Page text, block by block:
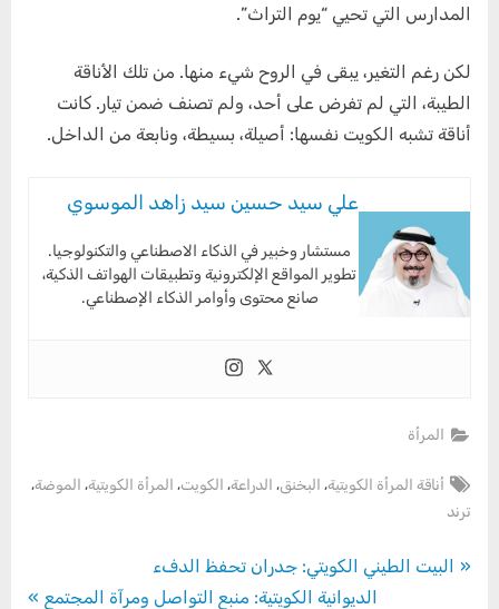
المدارس التي تحيي “يوم التراث”.
لكن رغم التغير، يبقى في الروح شيء منها. من تلك الأناقة
الطيبة، التي لم تفرض على أحد، ولم تصنف ضمن تيار. كانت
أناقة تشبه الكويت نفسها: أصيلة، بسيطة، ونابعة من الداخل.
علي سيد حسين سيد زاهد الموسوي
مستشار وخبير في الذكاء الاصطناعي والتكنولوجيا.
تطوير المواقع الإلكترونية وتطبيقات الهواتف الذكية،
صانع محتوى وأوامر الذكاء الإصطناعي.
المرأة
Tags:
أناقة المرأة الكويتية, البخنق, الدراعة, الكويت, المرأة الكويتية, الموضة,
ترند
تصفّح
P
البيت الطيني الكويتي: جدران تحفظ الدفء
N
الديوانية الكويتية: منبع التواصل ومرآة المجتمع